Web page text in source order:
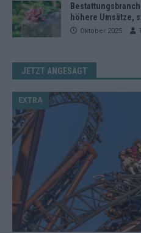
höhere Umsätze,
Oktober 2025
JETZT ANGESAGT
EXTRA